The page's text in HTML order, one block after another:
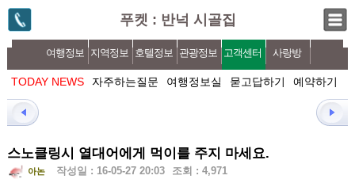
푸켓 : 반넉 시골집
여행정보 지역정보 호텔정보 관광정보 고객센터 사랑방
TODAY NEWS 자주하는질문 여행정보실 묻고답하기 예약하기
스노클링시 열대어에게 먹이를 주지 마세요.
아논 작성일 : 16-05-27 20:03 조회 : 4,971